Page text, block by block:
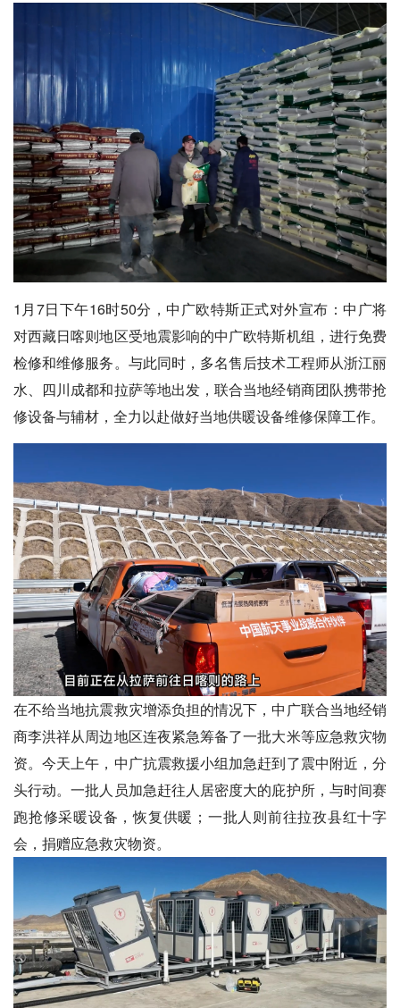
1月7日下午16时50分，中广欧特斯正式对外宣布：中广将
对西藏日喀则地区受地震影响的中广欧特斯机组，进行免费
检修和维修服务。与此同时，多名售后技术工程师从浙江丽
水、四川成都和拉萨等地出发，联合当地经销商团队携带抢
修设备与辅材，全力以赴做好当地供暖设备维修保障工作。
在不给当地抗震救灾增添负担的情况下，中广联合当地经销
商李洪祥从周边地区连夜紧急筹备了一批大米等应急救灾物
资。今天上午，中广抗震救援小组加急赶到了震中附近，分
头行动。一批人员加急赶往人居密度大的庇护所，与时间赛
跑抢修采暖设备，恢复供暖；一批人则前往拉孜县红十字
会，捐赠应急救灾物资。